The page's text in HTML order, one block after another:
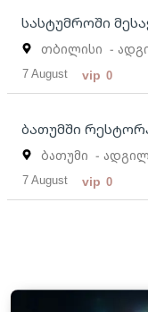
სასტუმროში
თბილისი -
7 August vip 0
ბათუმში
ბათუმი -
7 August vip 0